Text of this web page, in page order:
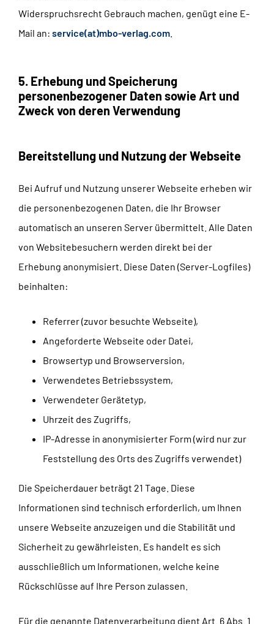
Widerspruchsrecht Gebrauch machen, genügt eine E-
Mail an: service(at)mbo-verlag.com
5. Erhebung und Speicherung
personenbezogener Daten sowie Art und
Zweck von deren Verwendung
Bereitstellung und Nutzung der Webseite
Bei Aufruf und Nutzung unserer Webseite erheben wir
die personenbezogenen Daten, die Ihr Browser
automatisch an unseren Server übermittelt. Alle Daten
von Websitebesuchern werden direkt bei der
Erhebung anonymisiert. Diese Daten (Server-Logfiles)
beinhalten:
Referrer (zuvor besuchte Webseite),
Angeforderte Webseite oder Datei,
Browsertyp und Browserversion,
Verwendetes Betriebssystem,
Verwendeter Gerätetyp,
Uhrzeit des Zugriffs,
IP-Adresse in anonymisierter Form (wird nur zur
Feststellung des Orts des Zugriffs verwendet)
Die Speicherdauer beträgt 21 Tage. Diese
Informationen sind technisch erforderlich, um Ihnen
unsere Webseite anzuzeigen und die Stabilität und
Sicherheit zu gewährleisten. Es handelt es sich
ausschließlich um Informationen, welche keine
Rückschlüsse auf Ihre Person zulassen.
Für die genannte Datenverarbeitung dient Art. 6 Abs. 1